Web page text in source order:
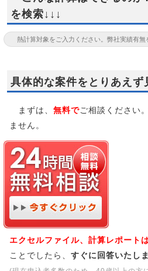
を検索↓↓↓
具体的な案件をとりあえず
まずは、 無料でご相談ください
ません。
エクセルファイル、計算レポート
ことでしたら、 すぐに回答いたしま